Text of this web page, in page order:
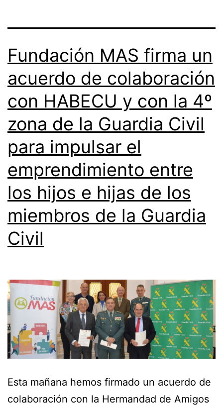
Fundación MAS firma un
acuerdo de colaboración
con HABECU y con la 4º
zona de la Guardia Civil
para impulsar el
emprendimiento entre
los hijos e hijas de los
miembros de la Guardia
Civil
Esta mañana hemos firmado un acuerdo de
colaboración con la Hermandad de Amigos